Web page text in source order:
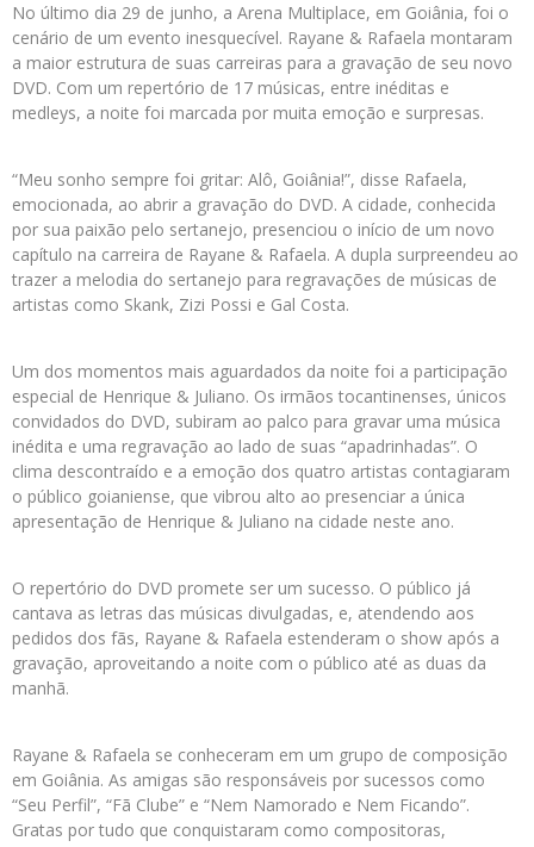
No último dia 29 de junho, a Arena Multiplace, em Goiânia, foi o
cenário de um evento inesquecível. Rayane & Rafaela montaram
a maior estrutura de suas carreiras para a gravação de seu novo
DVD. Com um repertório de 17 músicas, entre inéditas e
medleys, a noite foi marcada por muita emoção e surpresas.
“Meu sonho sempre foi gritar: Alô, Goiânia!”, disse Rafaela,
emocionada, ao abrir a gravação do DVD. A cidade, conhecida
por sua paixão pelo sertanejo, presenciou o início de um novo
capítulo na carreira de Rayane & Rafaela. A dupla surpreendeu ao
trazer a melodia do sertanejo para regravações de músicas de
artistas como Skank, Zizi Possi e Gal Costa.
Um dos momentos mais aguardados da noite foi a participação
especial de Henrique & Juliano. Os irmãos tocantinenses, únicos
convidados do DVD, subiram ao palco para gravar uma música
inédita e uma regravação ao lado de suas “apadrinhadas”. O
clima descontraído e a emoção dos quatro artistas contagiaram
o público goianiense, que vibrou alto ao presenciar a única
apresentação de Henrique & Juliano na cidade neste ano.
O repertório do DVD promete ser um sucesso. O público já
cantava as letras das músicas divulgadas, e, atendendo aos
pedidos dos fãs, Rayane & Rafaela estenderam o show após a
gravação, aproveitando a noite com o público até as duas da
manhã.
Rayane & Rafaela se conheceram em um grupo de composição
em Goiânia. As amigas são responsáveis por sucessos como
“Seu Perfil”, “Fã Clube” e “Nem Namorado e Nem Ficando”.
Gratas por tudo que conquistaram como compositoras,